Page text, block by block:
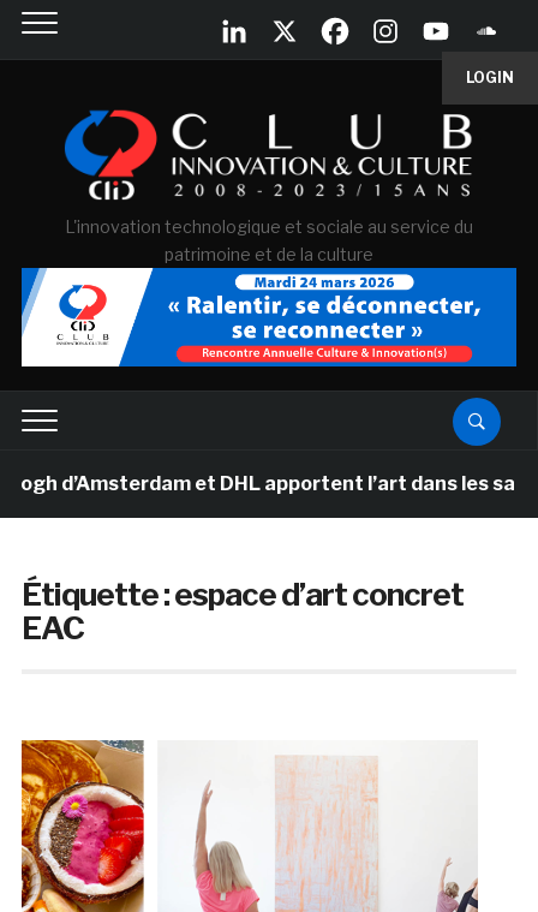
LOGIN
L'innovation technologique et sociale au service du
patrimoine et de la culture
d’Amsterdam et DHL apportent l’art dans les salles
Étiquette :espace d’art concret
EAC